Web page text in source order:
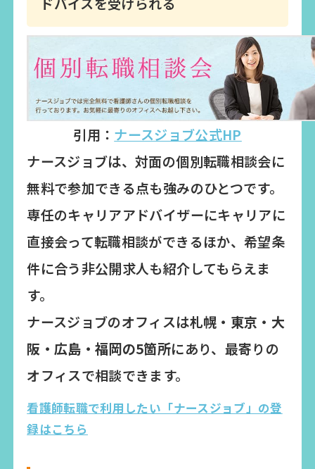
引用： ナースジョブ公式HP
ナースジョブは、対面の個別転職相談会に
無料で参加できる点も強みのひとつです。
専任のキャリアアドバイザーにキャリアに
直接会って転職相談ができるほか、希望条
件に合う非公開求人も紹介してもらえま
す。
ナースジョブのオフィスは札幌・東京・大
阪・広島・福岡の5箇所にあり、最寄りの
オフィスで相談できます。
看護師転職で利用したい「ナースジョブ」の登
録はこちら